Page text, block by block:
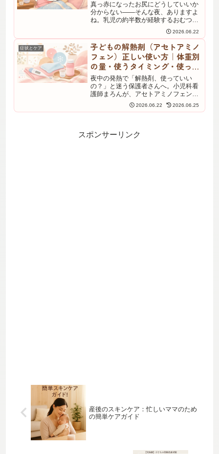
真っ赤になったお尻にどうしていいか
分からない——そんな夜、ありますよ
ね。乳児の約半数が経験するおむつか
ぶれについて、小児科看護師がぬるま
湯ケア・亜鉛華軟膏の塗り方（厚さ1〜
2cm目安）・カンジダの見分け方・受
診目安まで、文献と学会情報に沿って
やさしく整理します。
2026.06.22
症状とケア
子どもの解熱剤（アセトアミノ
フェン）正しい使い方｜体重別
の量・使うタイミング・使って
はいけない薬
夜中の発熱で「解熱剤、使っていい
の？」と迷う保護者さんへ。小児科看
護師まろんが、アセトアミノフェン
（カロナール）の体重別1回量・4〜6
時間ルール・使う/使わない判断・15歳
ラインに沿って整理します。
2026.06.22 2026.06.25
スポンサーリンク
産後のスキンケア：忙しいママのため
の簡単ケアガイド